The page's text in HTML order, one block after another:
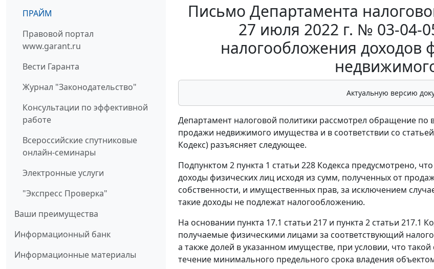
ПРАЙМ
Правовой портал
www.garant.ru
Вести Гаранта
Журнал "Законодательство"
Консультации по эффективной
работе
Всероссийские спутниковые
онлайн-семинары
Электронные услуги
"Экспресс Проверка"
Ваши преимущества
Информационный банк
Информационные материалы
Письмо Департамента
27 июля 2022 г. № 03-04-
налогообложения доходов
Актуальную версию
Департамент налоговой политики рассмотрел обращение по
продажи недвижимого имущества и в соответствии со
Кодекс) разъясняет следующее.
Подпунктом 2 пункта 1 статьи 228 Кодекса предусмотрено,
доходы физических лиц исходя из сумм, полученных от
собственности, и имущественных прав, за исключением
такие доходы не подлежат налогообложению.
На основании пункта 17.1 статьи 217 и пункта 2 статьи 217.1
получаемые физическими лицами за соответствующий
а также долей в указанном имуществе, при условии, что
течение минимального предельного срока владения